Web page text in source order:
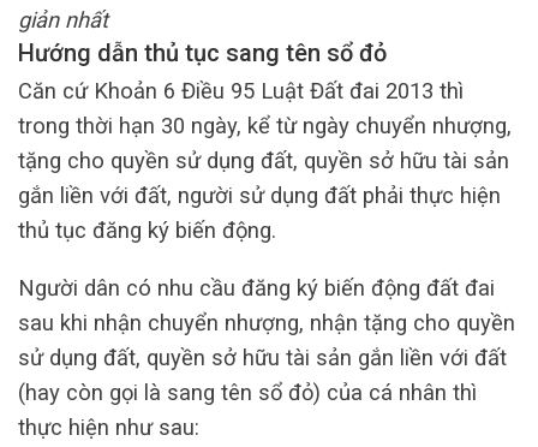
giản nhất
Hướng dẫn thủ tục sang tên sổ đỏ
Căn cứ Khoản 6 Điều 95 Luật Đất đai 2013 thì
trong thời hạn 30 ngày, kể từ ngày chuyển nhượng,
tặng cho quyền sử dụng đất, quyền sở hữu tài sản
gắn liền với đất, người sử dụng đất phải thực hiện
thủ tục đăng ký biến động.
Người dân có nhu cầu đăng ký biến động đất đai
sau khi nhận chuyển nhượng, nhận tặng cho quyền
sử dụng đất, quyền sở hữu tài sản gắn liền với đất
(hay còn gọi là sang tên sổ đỏ) của cá nhân thì
thực hiện như sau: